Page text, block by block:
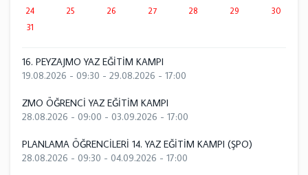
24
25 26 27 28 29
30
31
16. PEYZAJMO YAZ EĞİTİM KAMPI
19.08.2026 - 09:30 - 29.08.2026 - 17:00
ZMO ÖĞRENCİ YAZ EĞİTİM KAMPI
28.08.2026 - 09:00 - 03.09.2026 - 17:00
PLANLAMA ÖĞRENCİLERİ 14. YAZ EĞİTİM KAMPI (ŞPO)
28.08.2026 - 09:30 - 04.09.2026 - 17:00